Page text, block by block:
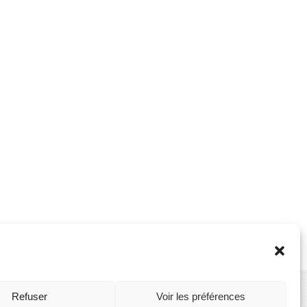
Refuser Voir les préférences